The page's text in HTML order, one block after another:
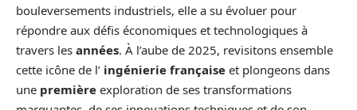
bouleversements industriels, elle a su évoluer pour
répondre aux défis économiques et technologiques à
travers les années. À l’aube de 2025, revisitons ensemble
cette icône de l’ ingénierie française et plongeons dans
une première exploration de ses transformations